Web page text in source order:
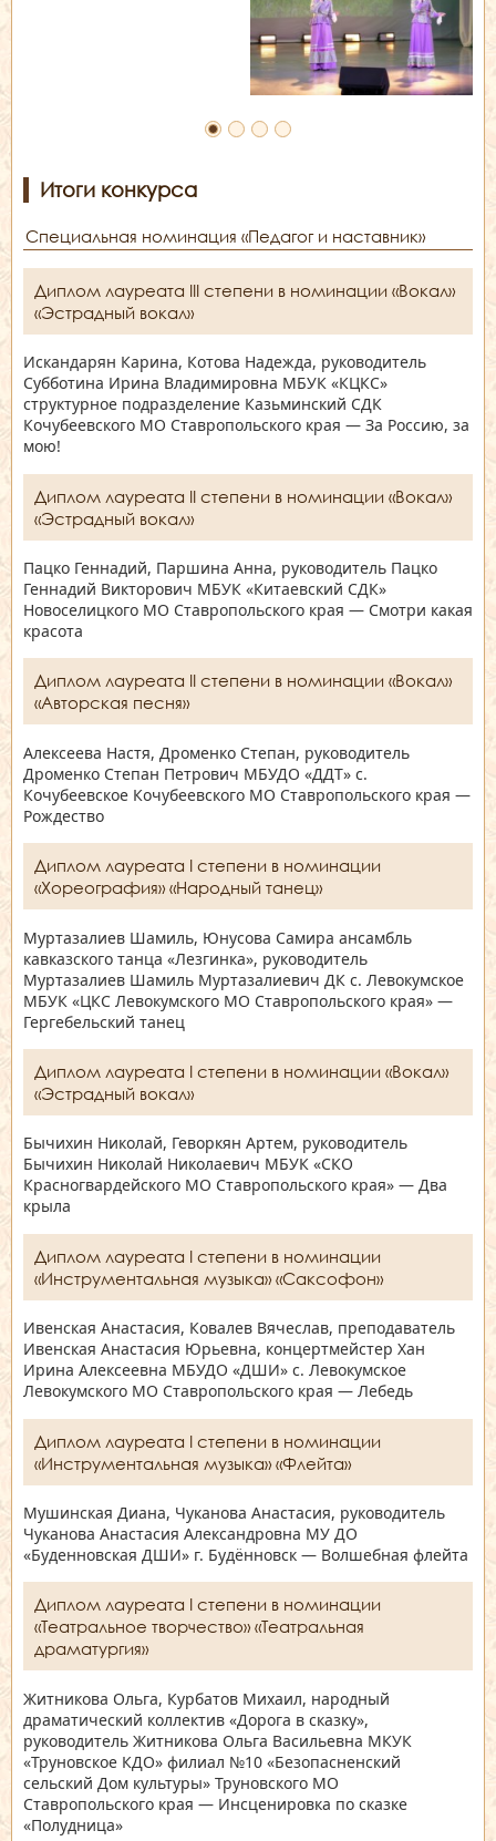
Итоги конкурса
Специальная номинация «Педагог и наставник»
Диплом лауреата III степени в номинации «Вокал»
«Эстрадный вокал»
Искандарян Карина, Котова Надежда, руководитель
Субботина Ирина Владимировна МБУК «КЦКС»
структурное подразделение Казьминский СДК
Кочубеевского МО Ставропольского края — За Россию, за
мою!
Диплом лауреата II степени в номинации «Вокал»
«Эстрадный вокал»
Пацко Геннадий, Паршина Анна, руководитель Пацко
Геннадий Викторович МБУК «Китаевский СДК»
Новоселицкого МО Ставропольского края — Смотри какая
красота
Диплом лауреата II степени в номинации «Вокал»
«Авторская песня»
Алексеева Настя, Дроменко Степан, руководитель
Дроменко Степан Петрович МБУДО «ДДТ» с.
Кочубеевское Кочубеевского МО Ставропольского края —
Рождество
Диплом лауреата I степени в номинации
«Хореография» «Народный танец»
Муртазалиев Шамиль, Юнусова Самира ансамбль
кавказского танца «Лезгинка», руководитель
Муртазалиев Шамиль Муртазалиевич ДК с. Левокумское
МБУК «ЦКС Левокумского МО Ставропольского края» —
Гергебельский танец
Диплом лауреата I степени в номинации «Вокал»
«Эстрадный вокал»
Бычихин Николай, Геворкян Артем, руководитель
Бычихин Николай Николаевич МБУК «СКО
Красногвардейского МО Ставропольского края» — Два
крыла
Диплом лауреата I степени в номинации
«Инструментальная музыка» «Саксофон»
Ивенская Анастасия, Ковалев Вячеслав, преподаватель
Ивенская Анастасия Юрьевна, концертмейстер Хан
Ирина Алексеевна МБУДО «ДШИ» с. Левокумское
Левокумского МО Ставропольского края — Лебедь
Диплом лауреата I степени в номинации
«Инструментальная музыка» «Флейта»
Мушинская Диана, Чуканова Анастасия, руководитель
Чуканова Анастасия Александровна МУ ДО
«Буденновская ДШИ» г. Будённовск — Волшебная флейта
Диплом лауреата I степени в номинации
«Театральное творчество» «Театральная
драматургия»
Житникова Ольга, Курбатов Михаил, народный
драматический коллектив «Дорога в сказку»,
руководитель Житникова Ольга Васильевна МКУК
«Труновское КДО» филиал №10 «Безопасненский
сельский Дом культуры» Труновского МО
Ставропольского края — Инсценировка по сказке
«Полудница»